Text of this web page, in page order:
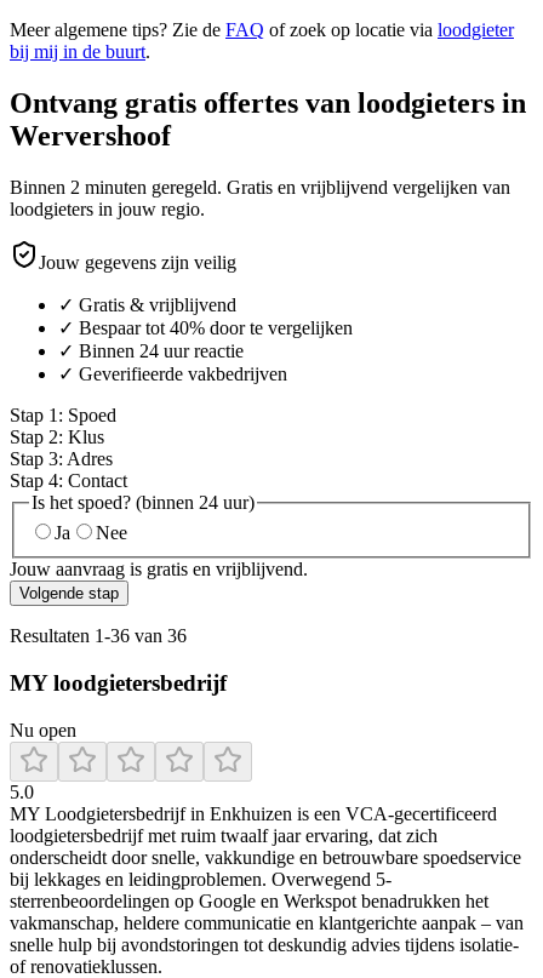
Meer algemene tips? Zie de FAQ of zoek op locatie via loodgieter
bij mij in de buurt.
Ontvang gratis offertes van loodgieters in
Wervershoof
Binnen 2 minuten geregeld. Gratis en vrijblijvend vergelijken van
loodgieters in jouw regio.
Jouw gegevens zijn veilig
✓ Gratis & vrijblijvend
✓ Bespaar tot 40% door te vergelijken
✓ Binnen 24 uur reactie
✓ Geverifieerde vakbedrijven
Stap 1 : Spoed
Stap 2: Klus
Stap 3: Adres
Stap 4: Contact
Is het spoed? (binnen 24 uur)
Ja
Nee
Jouw aanvraag is gratis en vrijblijvend.
Volgende stap
Resultaten 1-36 van 36
MY loodgietersbedrijf
Nu open
5.0
MY Loodgietersbedrijf in Enkhuizen is een VCA-gecertificeerd
loodgietersbedrijf met ruim twaalf jaar ervaring, dat zich
onderscheidt door snelle, vakkundige en betrouwbare spoedservice
bij lekkages en leidingproblemen. Overwegend 5-
sterrenbeoordelingen op Google en Werkspot benadrukken het
vakmanschap, heldere communicatie en klantgerichte aanpak – van
snelle hulp bij avondstoringen tot deskundig advies tijdens isolatie-
of renovatieklussen.